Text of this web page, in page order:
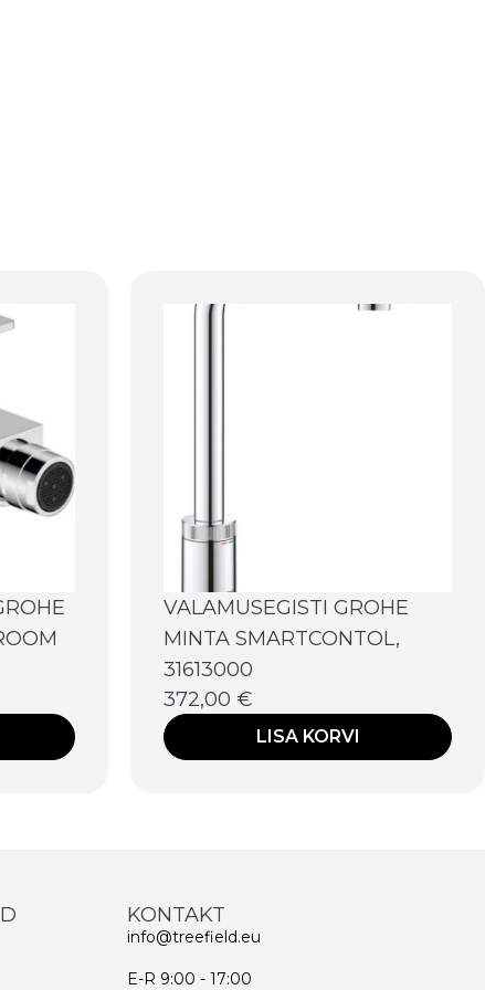
VALAMUSEGISTI GROHE
MINTA SMARTCONTOL,
31613000
372,00 €
LISA KORVI
KONTAKT
info@treefield.eu
E-R 9:00 - 17:00